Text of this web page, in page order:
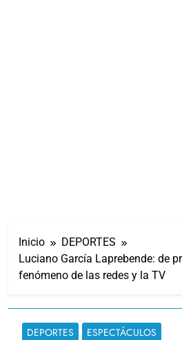
Inicio
DEPORTES
Luciano García Laprebende: de
fenómeno de las redes y la TV
DEPORTES ESPECTÁCULOS